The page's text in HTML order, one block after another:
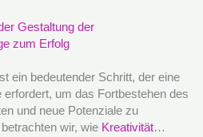
Gestaltung der
zum Erfolg
ein bedeutender Schritt, der eine
um das Fortbestehen des
und neue Potenziale zu
wir, wie Kreativität…